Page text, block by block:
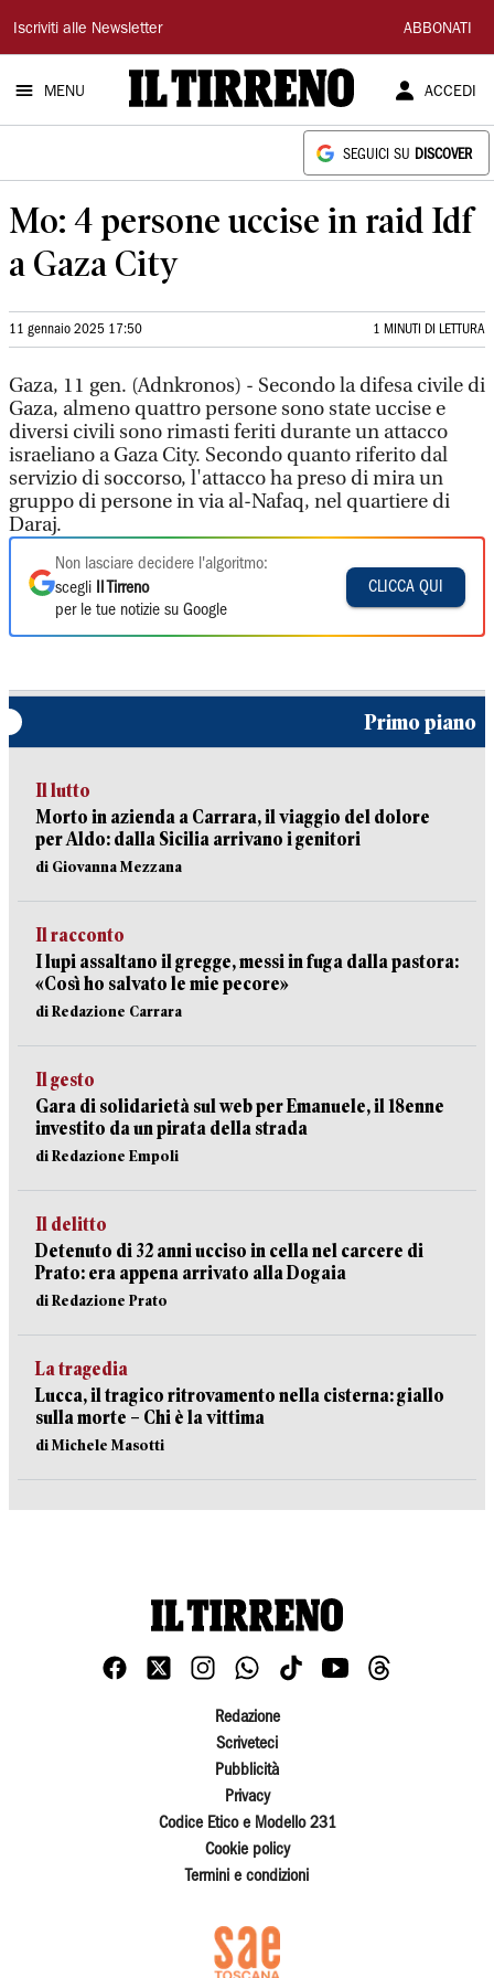
Il
Tirreno
Iscriviti alle Newsletter ABBONATI
MENU ACCEDI
SEGUICI SU DISCOVER
Mo: 4 persone uccise in raid Idf
a Gaza City
11 gennaio 2025 17:50 1 MINUTI DI LETTURA
Gaza, 11 gen. (Adnkronos) - Secondo la difesa civile di
Gaza, almeno quattro persone sono state uccise e
diversi civili sono rimasti feriti durante un attacco
israeliano a Gaza City. Secondo quanto riferito dal
servizio di soccorso, l'attacco ha preso di mira un
gruppo di persone in via al-Nafaq, nel quartiere di
Daraj.
Non lasciare decidere l'algoritmo:
scegli
Il Tirreno
per le tue notizie su Google
CLICCA QUI
Primo piano
Il lutto
Morto in azienda a Carrara, il viaggio del dolore
per Aldo: dalla Sicilia arrivano i genitori
di Giovanna Mezzana
Il racconto
I lupi assaltano il gregge, messi in fuga dalla pastora:
«Così ho salvato le mie pecore»
di Redazione Carrara
Il gesto
Gara di solidarietà sul web per Emanuele, il 18enne
investito da un pirata della strada
di Redazione Empoli
Il delitto
Detenuto di 32 anni ucciso in cella nel carcere di
Prato: era appena arrivato alla Dogaia
di Redazione Prato
La tragedia
Lucca, il tragico ritrovamento nella cisterna: giallo
sulla morte – Chi è la vittima
di Michele Masotti
Redazione
Scriveteci
Pubblicità
Privacy
Codice Etico e Modello 231
Cookie policy
Termini e condizioni